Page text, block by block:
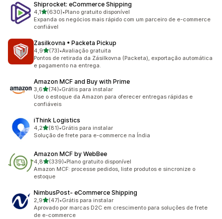
Shiprocket: eCommerce Shipping
4,1de 5 estrelas
(630)
630 avaliações ao todo
•Plano gratuito disponível
Expanda os negócios mais rápido com um parceiro de e-commerce
confiável
Zasilkovna • Packeta Pickup
4,9de 5 estrelas
(73)
73 avaliações ao todo
•Avaliação gratuita
Pontos de retirada da Zásilkovna (Packeta), exportação automática
e pagamento na entrega.
Amazon MCF and Buy with Prime
3,6de 5 estrelas
(74)
74 avaliações ao todo
•Grátis para instalar
Use o estoque da Amazon para oferecer entregas rápidas e
confiáveis
iThink Logistics
4,2de 5 estrelas
(81)
81 avaliações ao todo
•Grátis para instalar
Solução de frete para e-commerce na Índia
Amazon MCF by WebBee
4,8de 5 estrelas
(339)
339 avaliações ao todo
•Plano gratuito disponível
Amazon MCF: processe pedidos, liste produtos e sincronize o
estoque
NimbusPost‑ eCommerce Shipping
2,9de 5 estrelas
(47)
47 avaliações ao todo
•Grátis para instalar
Aprovado por marcas D2C em crescimento para soluções de frete
de e-commerce